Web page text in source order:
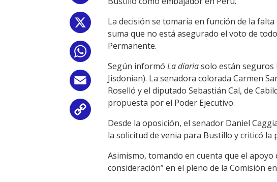
Email
Copy
Link
La decisión se tomaría en función de la
suma que no está asegurado el voto de
Permanente.
Según informó La diariasolo están seguros
Jisdonian). La senadora colorada Carmen
Roselló y el diputado Sebastián Cal, de
propuesta por el Poder Ejecutivo.
Desde la oposición, el senador Daniel
la solicitud de venia para Bustillo y criticó la
Asimismo, tomando en cuenta que el
consideración” en el pleno de la Comisión